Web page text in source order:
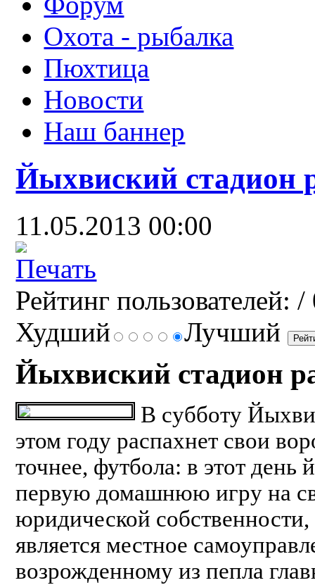
Охота - рыбалка
Пюхтица
Новости
Наш баннер
Йыхвиский стадион
11.05.2013 00:00
Рейтинг пользователей: /
Худший
Лучший
Йыхвиский стадион
В субботу
этом году распахнет свои
точнее, футбола: в этот
первую домашнюю игру на
юридической
является местное
возрожденному из пепла